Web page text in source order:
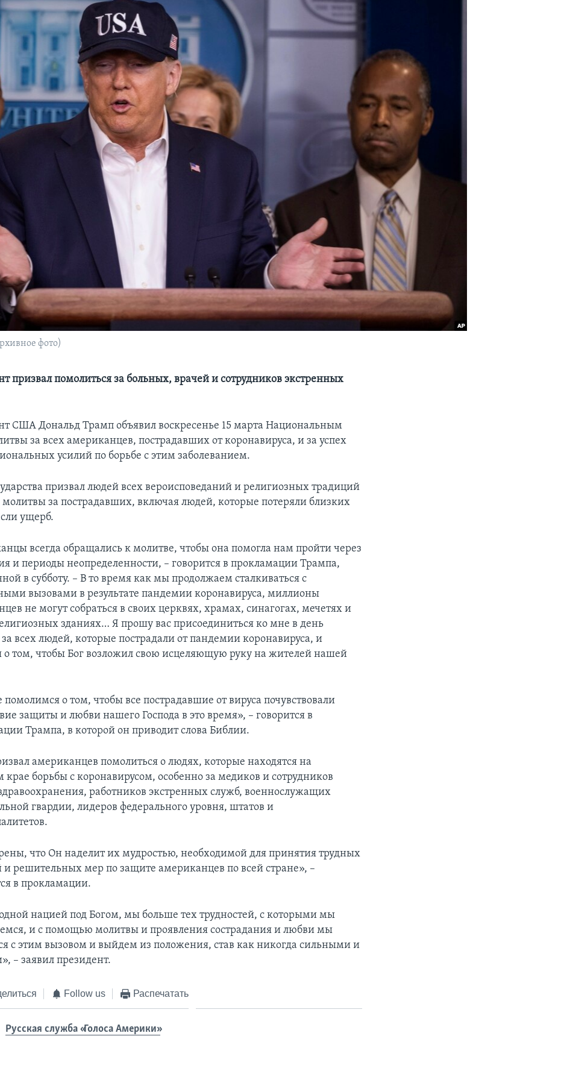
фото)
призвал помолиться за больных, врачей и сотрудников экстренных
США Дональд Трамп объявил воскресенье 15 марта Национальным
за всех американцев, пострадавших от коронавируса, и за успех
усилий по борьбе с этим заболеванием.
призвал людей всех вероисповеданий и религиозных традиций
молитвы за пострадавших, включая людей, которые потеряли близких
ущерб.
всегда обращались к молитве, чтобы она помогла нам пройти через
и периоды неопределенности, – говорится в прокламации Трампа,
в субботу. – В то время как мы продолжаем сталкиваться с
вызовами в результате пандемии коронавируса, миллионы
не могут собраться в своих церквях, храмах, синагогах, мечетях и
зданиях… Я прошу вас присоединиться ко мне в день
всех людей, которые пострадали от пандемии коронавируса, и
о том, чтобы Бог возложил свою исцеляющую руку на жителей нашей
помолимся о том, чтобы все пострадавшие от вируса почувствовали
защиты и любви нашего Господа в это время», – говорится в
Трампа, в которой он приводит слова Библии.
американцев помолиться о людях, которые находятся на
крае борьбы с коронавирусом, особенно за медиков и сотрудников
работников экстренных служб, военнослужащих
гвардии, лидеров федерального уровня, штатов и
что Он наделит их мудростью, необходимой для принятия трудных
решительных мер по защите американцев по всей стране», –
в прокламации.
нацией под Богом, мы больше тех трудностей, с которыми мы
и с помощью молитвы и проявления сострадания и любви мы
с этим вызовом и выйдем из положения, став как никогда сильными и
– заявил президент.
Follow us Распечатать
Русская служба «Голоса Америки»